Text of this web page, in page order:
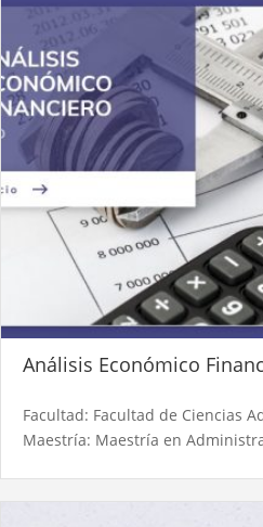
Análisis Económico
Facultad: Facultad de Ciencias
Maestría: Maestría en